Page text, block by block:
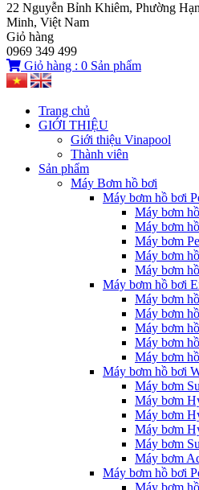
22 Nguyễn Bỉnh Khiêm, Phường
Minh, Việt Nam
Giỏ hàng
0969 349 499
Giỏ hàng : 0 Sản phẩm
Trang chủ
GIỚI THIỆU
Giới thiệu Vinapool
Thành viên
Sản phẩm
Máy Bơm hồ bơi
Máy bơm hồ bơi
Máy bơm
Máy bơm
Máy bơm
Máy bơm
Máy bơm
Máy bơm hồ bơi
Máy bơm
Máy bơm
Máy bơm
Máy bơm
Máy bơm
Máy bơm hồ bơi
Máy bơm
Máy bơm
Máy bơm
Máy bơm
Máy bơm
Máy bơm
Máy bơm hồ bơi
Máy bơm